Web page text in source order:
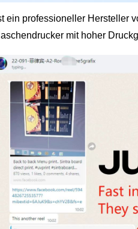
ein professioneller Hersteller
mit hoher